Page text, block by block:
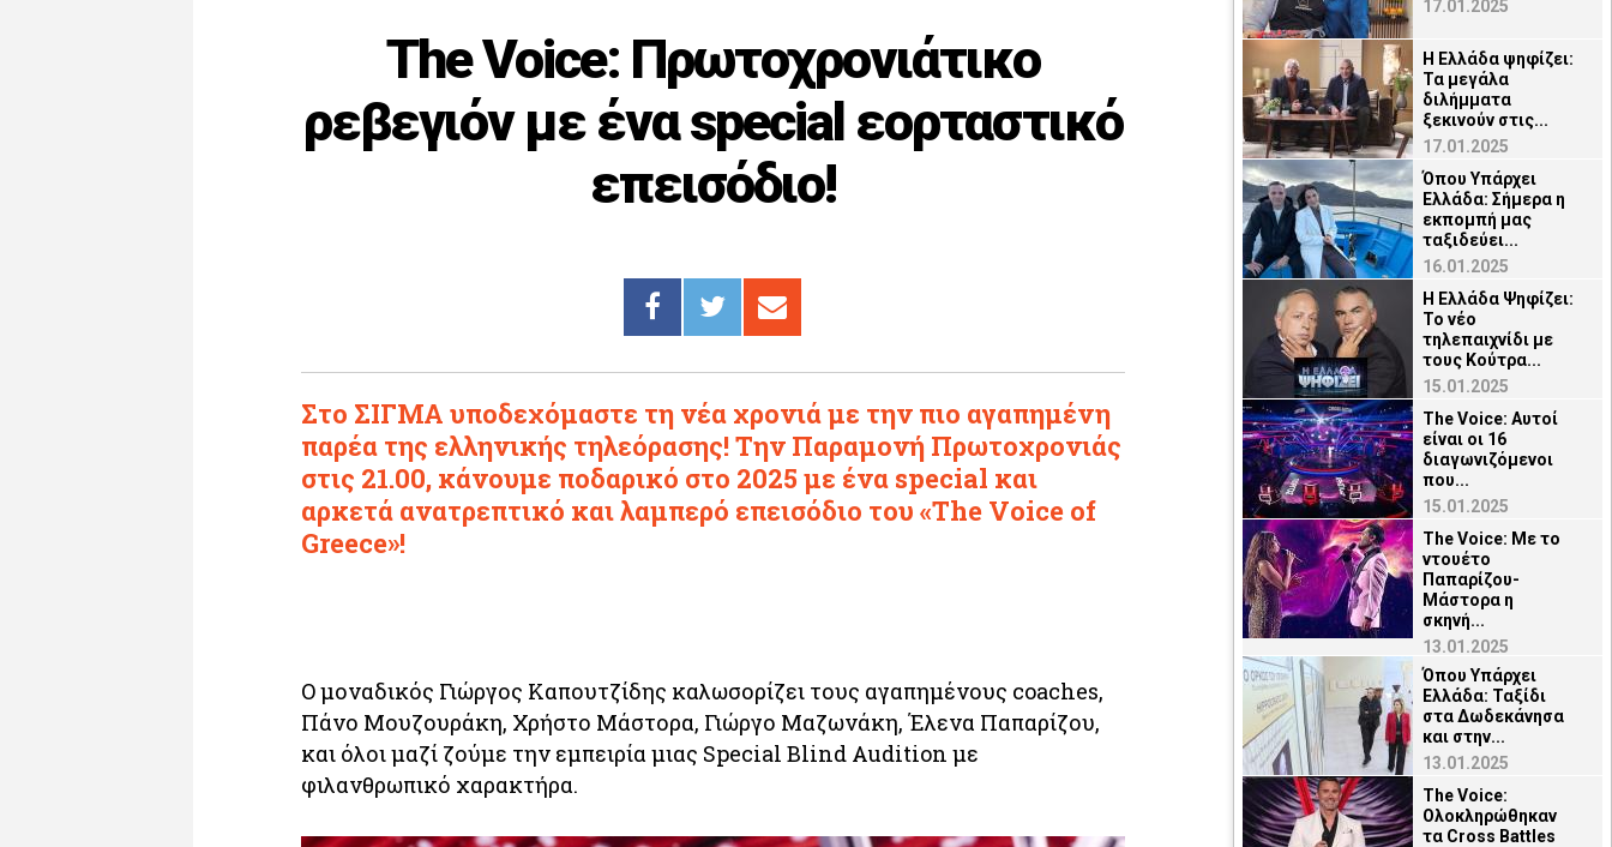
The Voice: Πρωτοχρονιάτικο
ρεβεγιόν με ένα special εορταστικό
επεισόδιο!
Στο ΣΙΓΜΑ υποδεχόμαστε τη νέα χρονιά με την πιο αγαπημένη
παρέα της ελληνικής τηλεόρασης! Την Παραμονή Πρωτοχρονιάς
στις 21.00, κάνουμε ποδαρικό στο 2025 με ένα special και
αρκετά ανατρεπτικό και λαμπερό επεισόδιο του «The Voice of
Greece»!
Ο μοναδικός Γιώργος Καπουτζίδης καλωσορίζει τους αγαπημένους coaches,
Πάνο Μουζουράκη, Χρήστο Μάστορα, Γιώργο Μαζωνάκη, Έλενα Παπαρίζου,
και όλοι μαζί ζούμε την εμπειρία μιας Special Blind Audition με
φιλανθρωπικό χαρακτήρα.
17.01.2025
Η Ελλάδα ψηφίζει:
Τα μεγάλα
διλήμματα
ξεκινούν στις...
17.01.2025
Όπου Υπάρχει
Ελλάδα: Σήμερα η
εκπομπή μας
ταξιδεύει...
16.01.2025
Η Ελλάδα Ψηφίζει:
Το νέο
τηλεπαιχνίδι με
τους Κούτρα...
15.01.2025
The Voice: Αυτοί
είναι οι 16
διαγωνιζόμενοι
που...
15.01.2025
The Voice: Με το
ντουέτο
Παπαρίζου-
Μάστορα η
σκηνή...
13.01.2025
Όπου Υπάρχει
Ελλάδα: Ταξίδι
στα Δωδεκάνησα
και στην...
13.01.2025
The Voice:
Ολοκληρώθηκαν
τα Cross Battles